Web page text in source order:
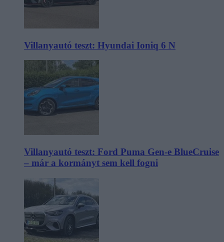
Villanyautó teszt: Hyundai Ioniq 6 N
Villanyautó teszt: Ford Puma Gen-e BlueCruise
– már a kormányt sem kell fogni